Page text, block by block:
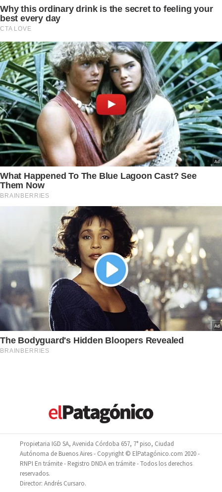
Propietaria IGD SA, Avenida Córdoba 657, 7° piso, Ciudad
Autónoma de Buenos Aires - Copyright © ElPatagónico.com 2020 -
RNPI En trámite - Registro DNDA en trámite - Todos los derechos
reservados.
Director: Andrés Cursaro.